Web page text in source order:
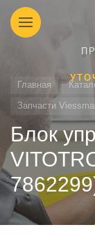
Главная
Запчасти
Блок